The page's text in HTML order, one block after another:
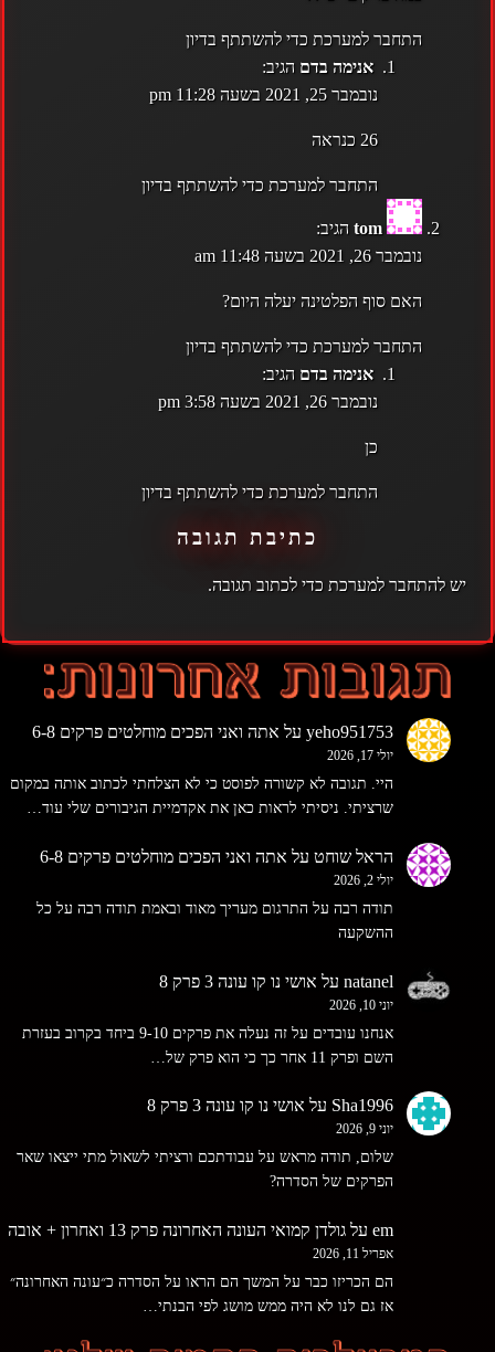
התחבר למערכת כדי להשתתף בדיון
אנימה בדם הגיב:
נובמבר 25, 2021 בשעה 11:28 pm
26 כנראה
התחבר למערכת כדי להשתתף בדיון
tom הגיב:
נובמבר 26, 2021 בשעה 11:48 am
האם סוף הפלטינה יעלה היום?
התחבר למערכת כדי להשתתף בדיון
אנימה בדם הגיב:
נובמבר 26, 2021 בשעה 3:58 pm
כן
התחבר למערכת כדי להשתתף בדיון
כתיבת תגובה
יש להתחבר למערכת כדי לכתוב תגובה.
yeho951753 על אתה ואני הפכים מוחלטים פרקים 6-8
יולי 17, 2026
היי. תגובה לא קשורה לפוסט כי לא הצלחתי לכתוב אותה במקום
שרציתי. ניסיתי לראות כאן את אקדמיית הגיבורים שלי עוד…
הראל שוחט על אתה ואני הפכים מוחלטים פרקים 6-8
יולי 2, 2026
תודה רבה על התרגום מעריך מאוד ובאמת תודה רבה על כל
ההשקעה
natanel על אושי נו קו עונה 3 פרק 8
יוני 10, 2026
אנחנו עובדים על זה נעלה את פרקים 9-10 ביחד בקרוב בעזרת
השם ופרק 11 אחר כך כי הוא פרק של…
Sha1996 על אושי נו קו עונה 3 פרק 8
יוני 9, 2026
שלום, תודה מראש על עבודתכם ורציתי לשאול מתי ייצאו שאר
הפרקים של הסדרה?
em על גולדן קמואי העונה האחרונה פרק 13 ואחרון + אובה
אפריל 11, 2026
הם הכריזו כבר על המשך הם הראו על הסדרה כ״עונה האחרונה״
אז גם לנו לא היה ממש מושג לפי הבנתי…